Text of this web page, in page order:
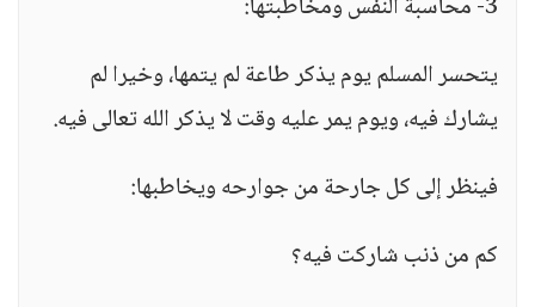
3- محاسبة النفس ومخاطبتها:
يتحسر المسلم يوم يذكر طاعة لم يتمها، وخيرا لم
يشارك فيه، ويوم يمر عليه وقت لا يذكر الله تعالى فيه.
فينظر إلى كل جارحة من جوارحه ويخاطبها:
كم من ذنب شاركت فيه؟